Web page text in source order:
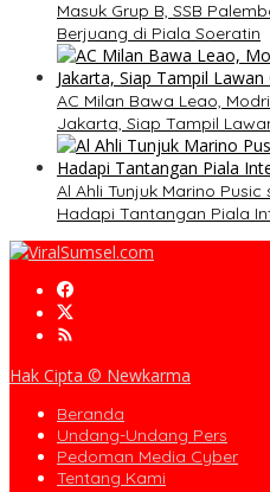
Masuk Grup B, SSB
Berjuang di Piala Soeratin
AC Milan Bawa Leao,
Jakarta, Siap Tampil
Al Ahli Tunjuk Marino
Hadapi Tantangan Piala
Hak Cipta © Newkarma
Beranda
Undang-Undang Pers
Pedoman Media Cyber
Tentang Kami